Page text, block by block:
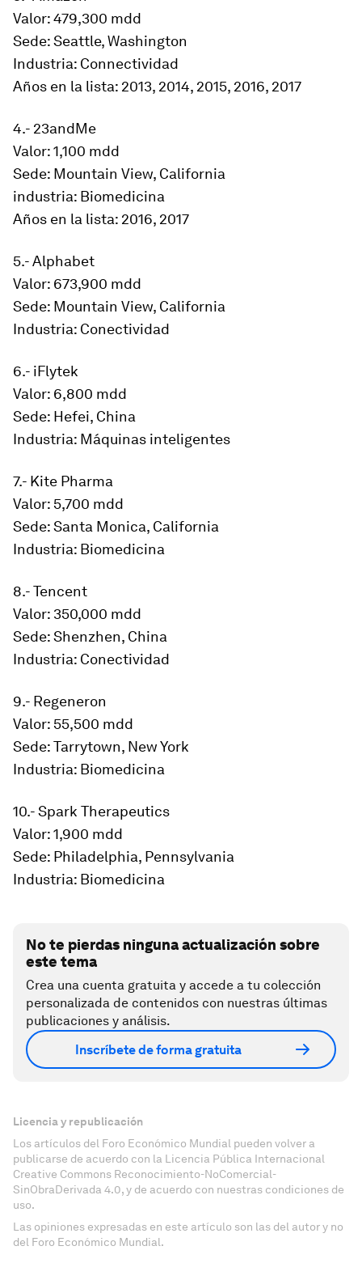
Valor: 479,300 mdd
Sede: Seattle, Washington
Industria: Connectividad
Años en la lista: 2013, 2014, 2015, 2016, 2017
4.- 23andMe
Valor: 1,100 mdd
Sede: Mountain View, California
industria: Biomedicina
Años en la lista: 2016, 2017
5.- Alphabet
Valor: 673,900 mdd
Sede: Mountain View, California
Industria: Conectividad
6.- iFlytek
Valor: 6,800 mdd
Sede: Hefei, China
Industria: Máquinas inteligentes
7.- Kite Pharma
Valor: 5,700 mdd
Sede: Santa Monica, California
Industria: Biomedicina
8.- Tencent
Valor: 350,000 mdd
Sede: Shenzhen, China
Industria: Conectividad
9.- Regeneron
Valor: 55,500 mdd
Sede: Tarrytown, New York
Industria: Biomedicina
10.- Spark Therapeutics
Valor: 1,900 mdd
Sede: Philadelphia, Pennsylvania
Industria: Biomedicina
No te pierdas ninguna actualización sobre
este tema
Crea una cuenta gratuita y accede a tu colección
personalizada de contenidos con nuestras últimas
publicaciones y análisis.
Inscríbete de forma gratuita
Licencia y republicación
Los artículos del Foro Económico Mundial pueden volver a
publicarse de acuerdo con la Licencia Pública Internacional
Creative Commons Reconocimiento-NoComercial-
SinObraDerivada 4.0, y de acuerdo con nuestras condiciones de
uso.
Las opiniones expresadas en este artículo son las del autor y no
del Foro Económico Mundial.